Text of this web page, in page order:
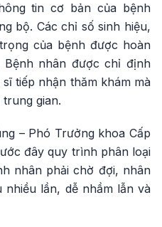
tin cơ bản của bệnh
bộ. Các chỉ số sinh hiệu,
của bệnh được hoàn
nhân được chỉ định
tiếp nhận thăm khám mà
gian.
– Phó Trưởng khoa Cấp
đây quy trình phân loại
nhân phải chờ đợi, nhân
lần, dễ nhầm lẫn và